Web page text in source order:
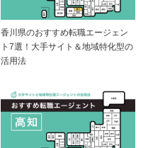
香川県のおすすめ転職エージェン
ト7選！大手サイト＆地域特化型の
活用法